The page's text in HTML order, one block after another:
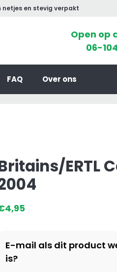
netjes en stevig verpakt
Open op
06-
FAQ Over ons
ERTL
4,95
E-mail als dit product
is?